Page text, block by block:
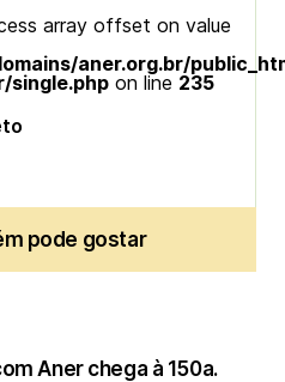
array offset on value
aner.org.br/
single.php on line 235
pode gostar
Aner chega à 150a.